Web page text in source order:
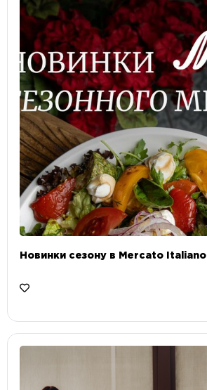
Новинки сезону в Mercato Italiano